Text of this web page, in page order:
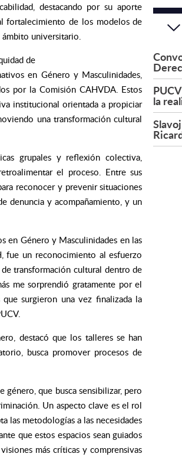
destacando por su aporte
fortalecimiento de los modelos de
ámbito universitario.
de
en Género y Masculinidades,
por la Comisión CAHVDA. Estos
institucional orientada a propiciar
una transformación cultural
grupales y reflexión colectiva,
el proceso. Entre sus
reconocer y prevenir situaciones
denuncia y acompañamiento, y un
en Género y Masculinidades en las
fue un reconocimiento al esfuerzo
transformación cultural dentro de
me sorprendió gratamente por el
surgieron una vez finalizada la
destacó que los talleres se han
busca promover procesos de
género, que busca sensibilizar, pero
Un aspecto clave es el rol
las metodologías a las necesidades
que estos espacios sean guiados
más críticas y comprensivas
la